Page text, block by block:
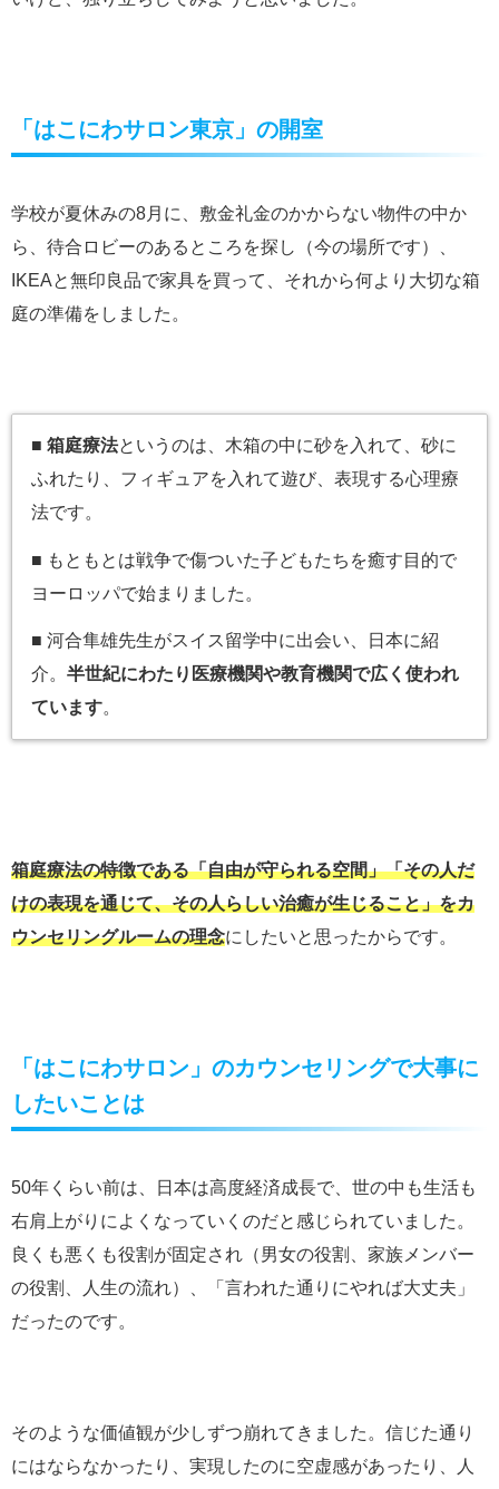
「はこにわサロン東京」の開室
学校が夏休みの8月に、敷金礼金のかからない物件の中か
ら、待合ロビーのあるところを探し（今の場所です）、
IKEAと無印良品で家具を買って、それから何より大切な箱
庭の準備をしました。
■箱庭療法というのは、木箱の中に砂を入れて、砂に
ふれたり、フィギュアを入れて遊び、表現する心理療
法です。
■ もともとは戦争で傷ついた子どもたちを癒す目的で
ヨーロッパで始まりました。
■ 河合隼雄先生がスイス留学中に出会い、日本に紹
介。半世紀にわたり医療機関や教育機関で広く使われ
ています。
箱庭療法の特徴である「自由が守られる空間」「その人だ
けの表現を通じて、その人らしい治癒が生じること」をカ
ウンセリングルームの理念にしたいと思ったからです。
「はこにわサロン」のカウンセリングで大事に
したいことは
50年くらい前は、日本は高度経済成長で、世の中も生活も
右肩上がりによくなっていくのだと感じられていました。
良くも悪くも役割が固定され（男女の役割、家族メンバー
の役割、人生の流れ）、「言われた通りにやれば大丈夫」
だったのです。
そのような価値観が少しずつ崩れてきました。信じた通り
にはならなかったり、実現したのに空虚感があったり、人